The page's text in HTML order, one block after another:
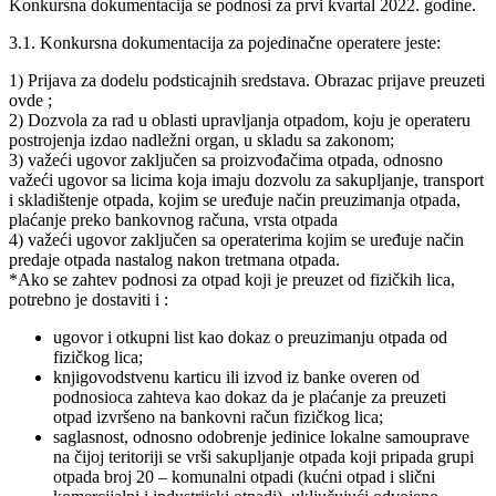
Konkursna dokumentacija se podnosi za prvi kvartal 2022. godine.
3.1. Konkursna dokumentacija za pojedinačne operatere jeste:
1) Prijava za dodelu podsticajnih sredstava. Obrazac prijave preuzeti
ovde ;
2) Dozvola za rad u oblasti upravljanja otpadom, koju je operateru
postrojenja izdao nadležni organ, u skladu sa zakonom;
3) važeći ugovor zaključen sa proizvođačima otpada, odnosno
važeći ugovor sa licima koja imaju dozvolu za sakupljanje, transport
i skladištenje otpada, kojim se uređuje način preuzimanja otpada,
plaćanje preko bankovnog računa, vrsta otpada
4) važeći ugovor zaključen sa operaterima kojim se uređuje način
predaje otpada nastalog nakon tretmana otpada.
*Ako se zahtev podnosi za otpad koji je preuzet od fizičkih lica,
potrebno je dostaviti i :
ugovor i otkupni list kao dokaz o preuzimanju otpada od
fizičkog lica;
knjigovodstvenu karticu ili izvod iz banke overen od
podnosioca zahteva kao dokaz da je plaćanje za preuzeti
otpad izvršeno na bankovni račun fizičkog lica;
saglasnost, odnosno odobrenje jedinice lokalne samouprave
na čijoj teritoriji se vrši sakupljanje otpada koji pripada grupi
otpada broj 20 – komunalni otpadi (kućni otpad i slični